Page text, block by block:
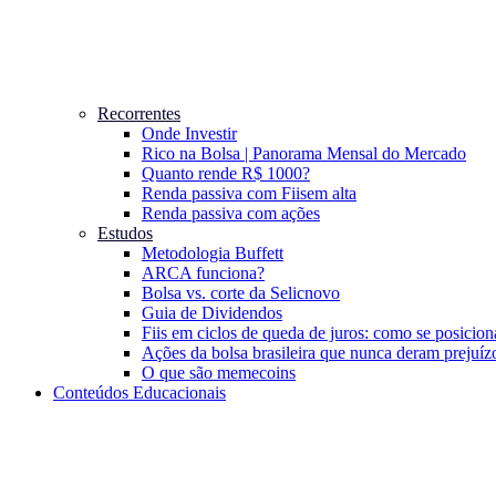
Recorrentes
Onde Investir
Rico na Bolsa | Panorama Mensal do Mercado
Quanto rende R$ 1000?
Renda passiva com Fiisem alta
Renda passiva com ações
Estudos
Metodologia Buffett
ARCA funciona?
Bolsa vs. corte da Selicnovo
Guia de Dividendos
Fiis em ciclos de queda de juros: como se
Ações da bolsa brasileira que nunca deram
O que são memecoins
Conteúdos Educacionais